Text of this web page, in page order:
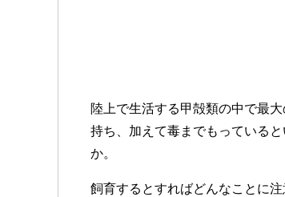
陸上で生活する甲殻類の中で最
持ち、加えて毒までもっている
か。
飼育するとすればどんなことに